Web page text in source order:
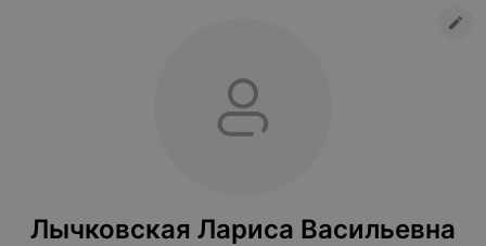
Лычковская Лариса Васильевна